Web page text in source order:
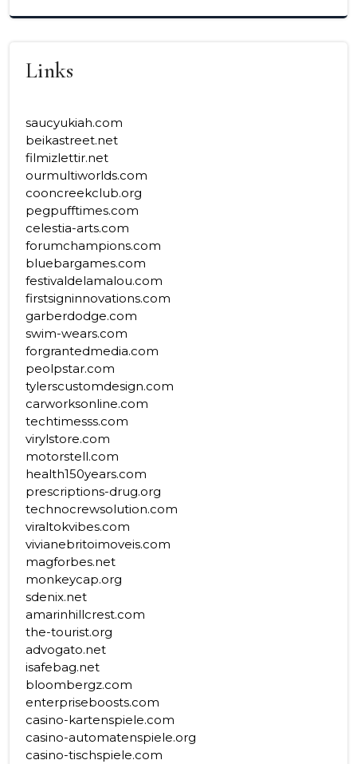
Links
saucyukiah.com
beikastreet.net
filmizlettir.net
ourmultiworlds.com
cooncreekclub.org
pegpufftimes.com
celestia-arts.com
forumchampions.com
bluebargames.com
festivaldelamalou.com
firstsigninnovations.com
garberdodge.com
swim-wears.com
forgrantedmedia.com
peolpstar.com
tylerscustomdesign.com
carworksonline.com
techtimesss.com
virylstore.com
motorstell.com
health150years.com
prescriptions-drug.org
technocrewsolution.com
viraltokvibes.com
vivianebritoimoveis.com
magforbes.net
monkeycap.org
sdenix.net
amarinhillcrest.com
the-tourist.org
advogato.net
isafebag.net
bloombergz.com
enterpriseboosts.com
casino-kartenspiele.com
casino-automatenspiele.org
casino-tischspiele.com